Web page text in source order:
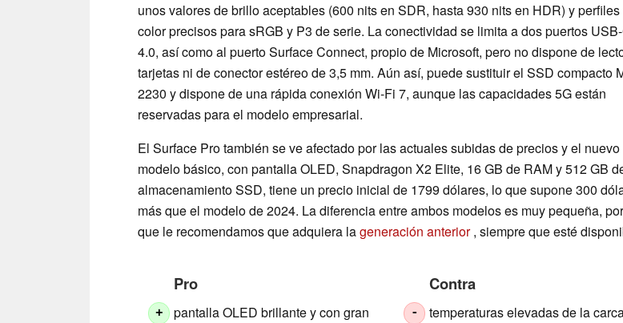
unos valores de brillo aceptables (600 nits en SDR, hasta 930 nits en HDR) y perfiles
color precisos para sRGB y P3 de serie. La conectividad se limita a dos puertos
4.0, así como al puerto Surface Connect, propio de Microsoft, pero no dispone de
tarjetas ni de conector estéreo de 3,5 mm. Aún así, puede sustituir el SSD compacto
2230 y dispone de una rápida conexión Wi-Fi 7, aunque las capacidades 5G están
reservadas para el modelo empresarial.
El Surface Pro también se ve afectado por las actuales subidas de precios y el nuevo
modelo básico, con pantalla OLED, Snapdragon X2 Elite, 16 GB de RAM y 512 GB
almacenamiento SSD, tiene un precio inicial de 1799 dólares, lo que supone 300
más que el modelo de 2024. La diferencia entre ambos modelos es muy pequeña,
que le recomendamos que adquiera lageneración anterior, siempre que esté
Pro
+
pantalla OLED brillante y con gran
Contra
-
temperaturas elevadas de la